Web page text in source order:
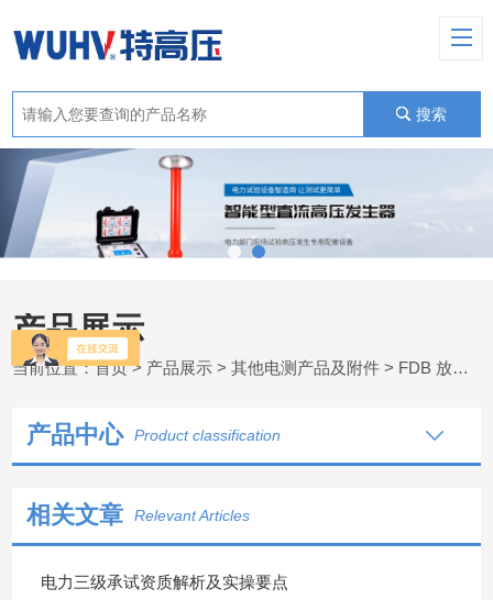
搜索
产品展示
当前位置：首页> 产品展示 >其他电测产品及附件 > FDB 放电保护球隙
产品中心 Product classification
相关文章 Relevant Articles
电力三级承试资质解析及实操要点